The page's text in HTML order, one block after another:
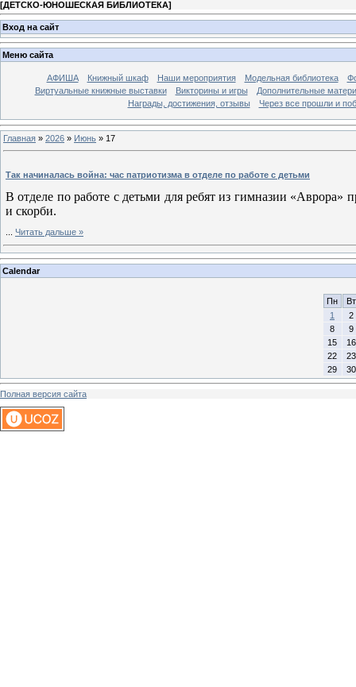
[ДЕТСКО-ЮНОШЕСКАЯ БИБЛИОТЕКА]
Вход на сайт
Меню сайта
АФИША Книжный шкаф Наши мероприятия Модельная библиотека
Виртуальные книжные выставки
Викторины и игры
Дополнительные
Награды, достижения, отзывы
Через все прошли и
Главная » 2026 » Июнь » 17
Так начиналась война: час патриотизма в отделе по работе с детьми
В отделе по работе с детьми для ребят из гимназии
и скорби.
Читать дальше »
Calendar
Пн
Вт
1
2
8
9
15
16
22
23
29
30
Полная версия сайта